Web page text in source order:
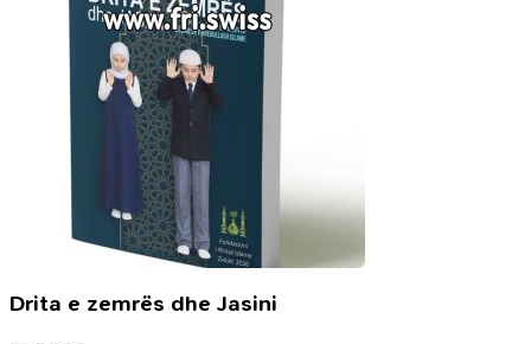
Drita e zemrës dhe Jasini